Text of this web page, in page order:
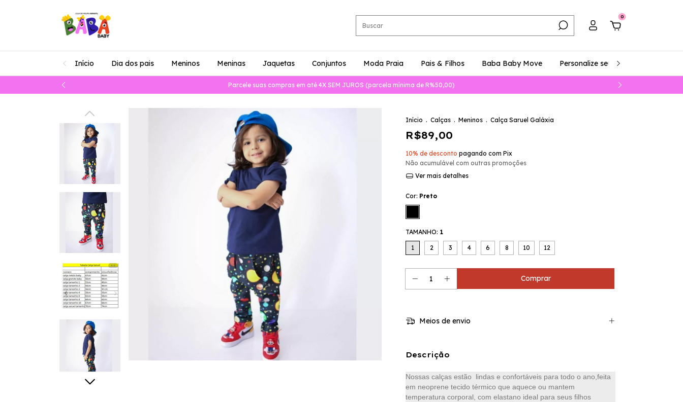
0
Início Dia dos pais Meninos Meninas Jaquetas Conjuntos Moda Praia Pais & Filhos Baba Baby Move Personalize seu Look
Parcele suas compras em até 4X SEM JUROS (parcela mínima de R%50,00)
Início . Calças . Meninos . Calça Saruel Galáxia
R$89,00
10% de desconto pagando com Pix
Não acumulável com outras promoções
Ver mais detalhes
Cor: Preto
TAMANHO: 1
1 2 3 4 6 8 10 12
Meios de envio
Descrição
Nossas calças estão lindas e confortáveis para todo o ano,feita
em neoprene tecido térmico que aquece ou mantem
temperatura corporal, com elastano ideal para seus filhos